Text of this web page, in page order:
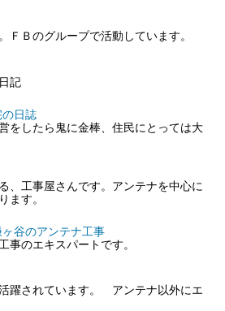
ＦＢのグループで活動しています。
記
日誌
をしたら鬼に金棒、住民にとっては大
、工事屋さんです。アンテナを中心に
ます。
谷のアンテナ工事
事のエキスパートです。
躍されています。 アンテナ以外にエ